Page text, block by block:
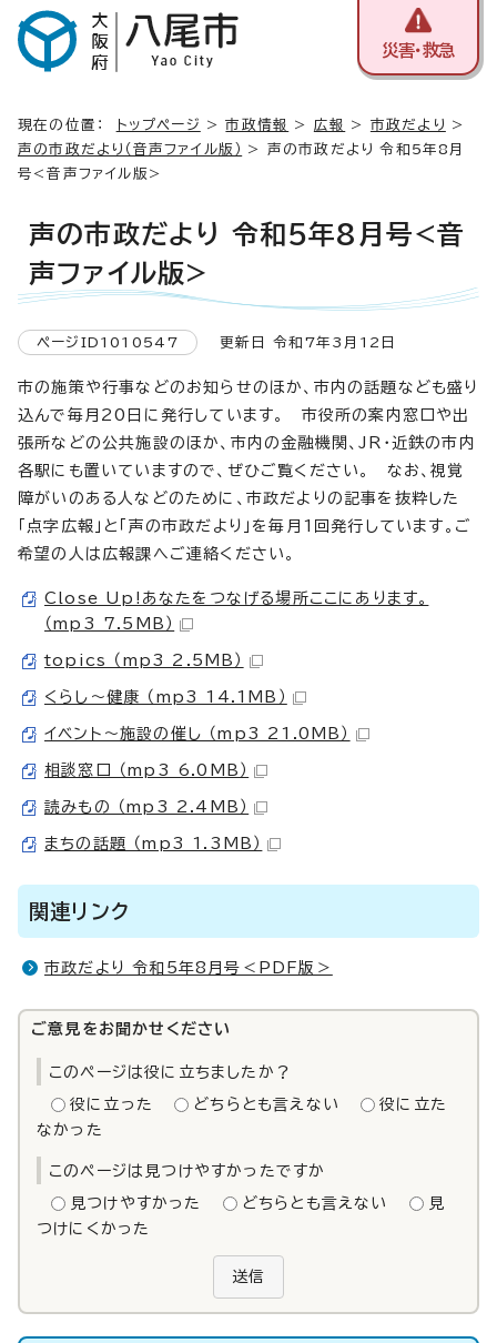
災害・救急
現在の位置： トップページ >市政情報 > 広報 > 市政だより
>
声の市政だより（音声ファイル版）
> 声の市政だより 令和5年8月
号<音声ファイル版>
声の市政だより 令和5年8月号<音
声ファイル版>
ページID1010547 更新日 令和7年3月12日
市の施策や行事などのお知らせのほか、市内の話題なども盛り
込んで毎月20日に発行しています。 市役所の案内窓口や出
張所などの公共施設のほか、市内の金融機関、JR・近鉄の市内
各駅にも置いていますので、ぜひご覧ください。 なお、視覚
障がいのある人などのために、市政だよりの記事を抜粋した
「点字広報」と「声の市政だより」を毎月1回発行しています。ご
希望の人は広報課へご連絡ください。
Close Up!あなたをつなげる場所ここにあります。
（mp3 7.5MB）
topics （mp3 2.5MB）
くらし～健康 （mp3 14.1MB）
イベント～施設の催し （mp3 21.0MB）
相談窓口 （mp3 6.0MB）
読みもの （mp3 2.4MB）
まちの話題 （mp3 1.3MB）
関連リンク
市政だより 令和5年8月号＜PDF版＞
ご意見をお聞かせください
このページは役に立ちましたか？
役に立った どちらとも言えない
役に立た
なかった
このページは見つけやすかったですか
見つけやすかった どちらとも言えない
見
つけにくかった
送信